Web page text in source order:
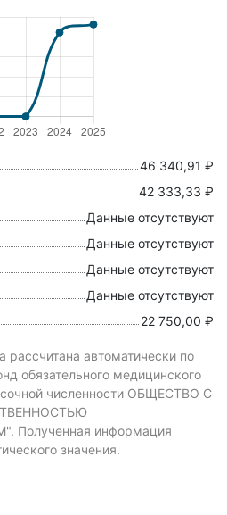
46 340,91 ₽
42 333,33 ₽
Данные отсутствуют
Данные отсутствуют
Данные отсутствуют
Данные отсутствуют
22 750,00 ₽
рассчитана автоматически по
обязательного медицинского
численности ОБЩЕСТВО С
Полученная информация
значения.